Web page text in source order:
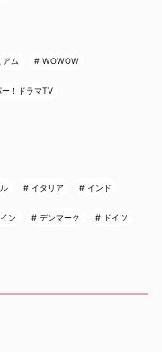
アム WOWOW
ー！ドラマTV
イタリア インド
ン デンマーク ドイツ